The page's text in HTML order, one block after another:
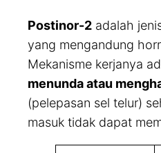
Postinor-2 adalah
yang mengandung
Mekanisme kerjanya
menunda atau
(pelepasan sel telur)
masuk tidak dapat